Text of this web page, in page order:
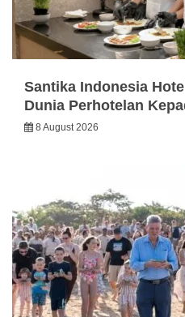
Santika Indonesia
Dunia Perhotelan
8 August 2026